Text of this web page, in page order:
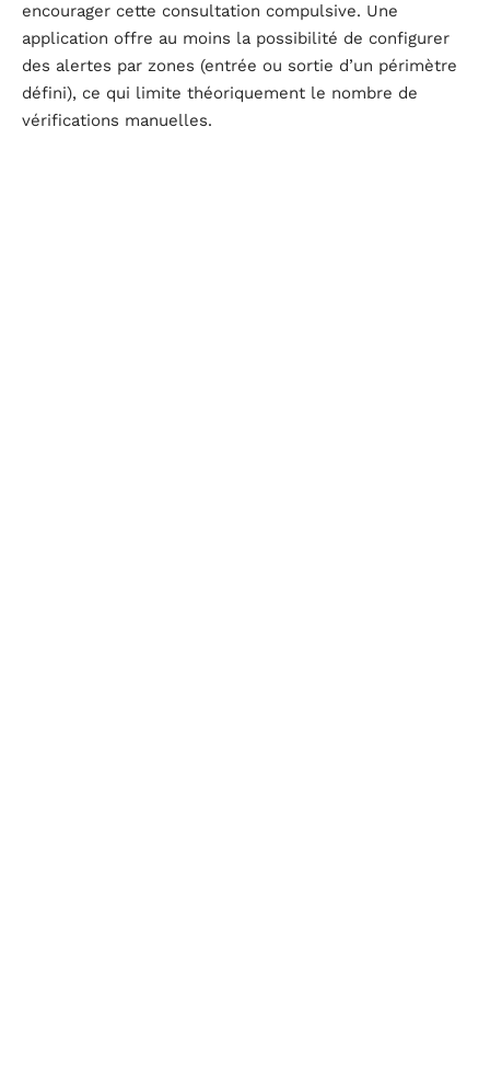
encourager cette consultation compulsive. Une
application offre au moins la possibilité de configurer
des alertes par zones (entrée ou sortie d’un périmètre
défini), ce qui limite théoriquement le nombre de
vérifications manuelles.